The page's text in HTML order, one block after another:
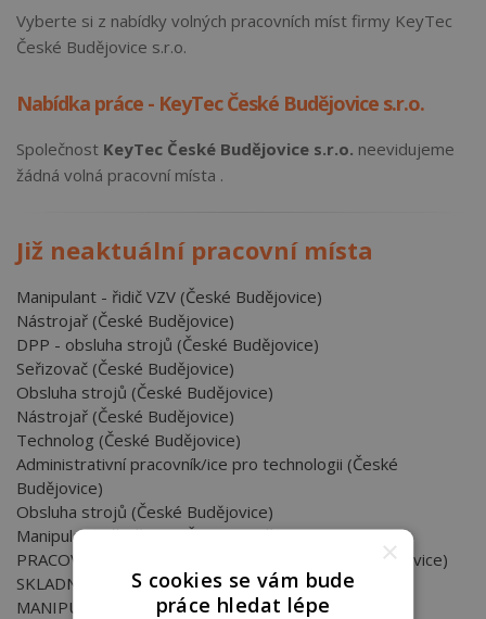
Vyberte si z nabídky volných pracovních míst firmy KeyTec
České Budějovice s.r.o.
Nabídka práce - KeyTec České Budějovice s.r.o.
Společnost KeyTec České Budějovice s.r.o. neevidujeme
žádná volná pracovní místa .
Již neaktuální pracovní místa
Manipulant - řidič VZV (České Budějovice)
Nástrojař (České Budějovice)
DPP - obsluha strojů (České Budějovice)
Seřizovač (České Budějovice)
Obsluha strojů (České Budějovice)
Nástrojař (České Budějovice)
Technolog (České Budějovice)
Administrativní pracovník/ice pro technologii (České
Budějovice)
Obsluha strojů (České Budějovice)
Manipulant - řidič VZV (České Budějovice)
PRACOVNÍK/ICE NÁKUPU - LOGISTIK (České Budějovice)
SKLADNÍK / SKLADNICE (České Budějovice)
MANIPULANT - ŘIDIČ VZV (České Budějovice)
×
S cookies se vám bude
práce hledat lépe